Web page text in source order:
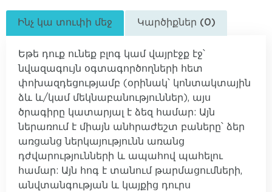
Ինչ կա տուփի մեջ Կարծիքներ (0)
Եթե դուք ունեք բլոգ կամ վայրէջք էջ՝
նվազագույն օգտագործողների հետ
փոխազդեցությամբ (օրինակ՝ կոնտակտային
ձև և/կամ մեկնաբանություններ), այս
ծրագիրը կատարյալ է ձեզ համար: Այն
ներառում է միայն անհրաժեշտ բաները՝ ձեր
առցանց ներկայությունն առանց
դժվարությունների և ապահով պահելու
համար: Այն հոգ է տանում թարմացումների,
անվտանգության և կայքից դուրս